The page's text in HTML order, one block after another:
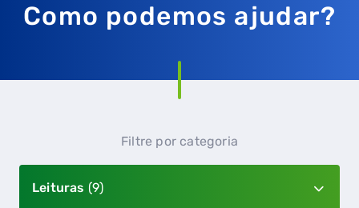
Como podemos ajudar?
Leituras (9)
Filtre por categoria